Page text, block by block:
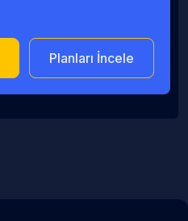
Planları İncele